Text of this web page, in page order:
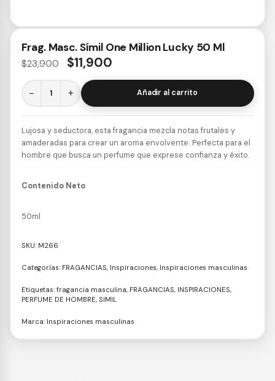
Frag. Masc. Símil One Million Lucky 50 Ml
$23,900 $11,900
− + Añadir al carrito
Lujosa y seductora, esta fragancia mezcla notas frutales y
amaderadas para crear un aroma envolvente. Perfecta para el
hombre que busca un perfume que exprese confianza y éxito.
Contenido Neto
50ml
SKU: M266
Categorías: FRAGANCIAS, Inspiraciones, Inspiraciones masculinas
Etiquetas: fragancia masculina, FRAGANCIAS, INSPIRACIONES,
PERFUME DE HOMBRE, SIMIL
Marca: Inspiraciones masculinas